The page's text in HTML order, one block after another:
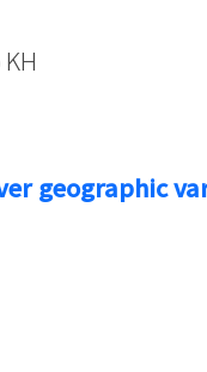
geographic